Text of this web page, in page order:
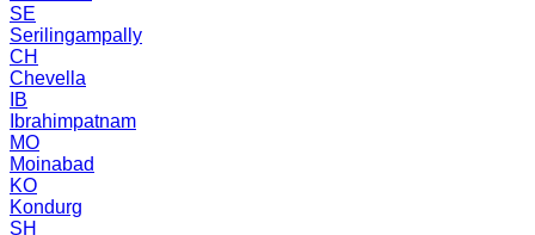
SE
Serilingampally
CH
Chevella
IB
Ibrahimpatnam
MO
Moinabad
KO
Kondurg
SH